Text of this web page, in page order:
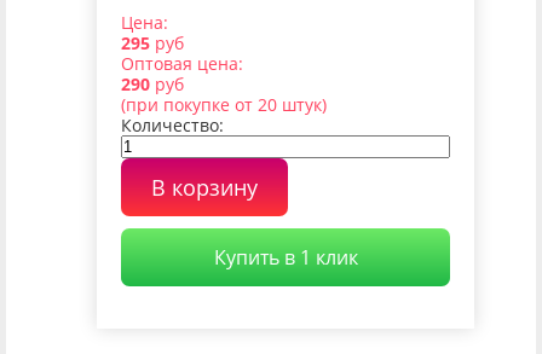
Цена:
295 руб
Оптовая цена:
290 руб
(при покупке от 20 штук)
Количество:
В корзину
Купить в 1 клик